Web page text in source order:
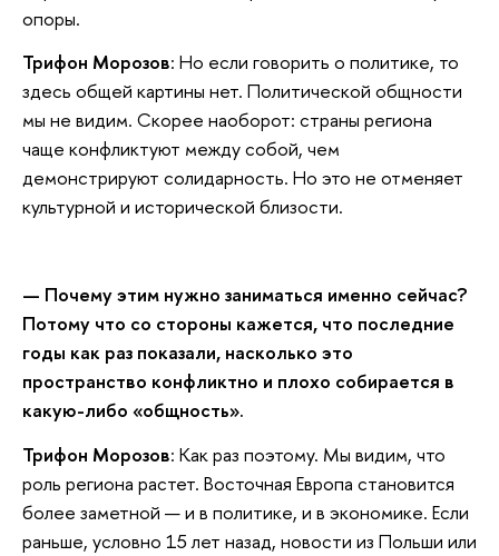
опоры.
Трифон Морозов: Но если говорить о политике, то
здесь общей картины нет. Политической общности
мы не видим. Скорее наоборот: страны региона
чаще конфликтуют между собой, чем
демонстрируют солидарность. Но это не отменяет
культурной и исторической близости.
— Почему этим нужно заниматься именно сейчас?
Потому что со стороны кажется, что последние
годы как раз показали, насколько это
пространство конфликтно и плохо собирается в
какую-либо «общность».
Трифон Морозов: Как раз поэтому. Мы видим, что
роль региона растет. Восточная Европа становится
более заметной — и в политике, и в экономике. Если
раньше, условно 15 лет назад, новости из Польши или